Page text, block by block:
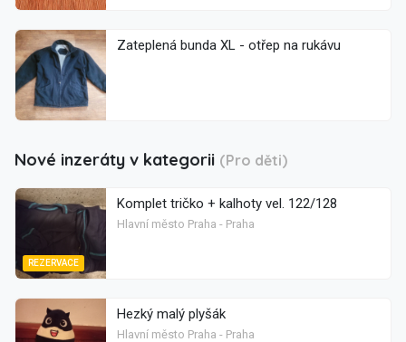
Zateplená bunda XL - otřep na rukávu
Nové inzeráty v kategorii (Pro děti)
REZERVACE
Komplet tričko + kalhoty vel. 122/128
Hlavní město Praha - Praha
Hezký malý plyšák
Hlavní město Praha - Praha